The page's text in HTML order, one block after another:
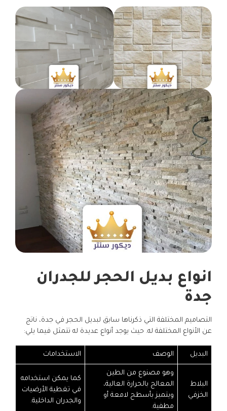
انواع بديل الحجر للجدران
جدة
التصاميم المختلفة التي ذكرناها سابق لبديل الحجر في جدة، ناتج
عن الأنواع المختلفة له. حيث يوجد أنواع عديدة له تتمثل فيما يلي:
البديل الوصف الاستخدامات
البلاط
الخزفي
وهو مصنوع من الطين
المعالج بالحرارة العالية،
ويتميز بأسطح لامعة أو
مطفية.
كما يمكن استخدامه
في تغطية الأرضيات
والجدران الداخلية.